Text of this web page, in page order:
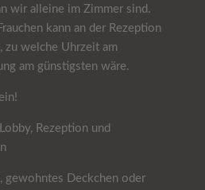
wir alleine im Zimmer sind.
kann an der Rezeption
zu welche Uhrzeit am
am günstigsten wäre.
Rezeption und
gewohntes Deckchen oder